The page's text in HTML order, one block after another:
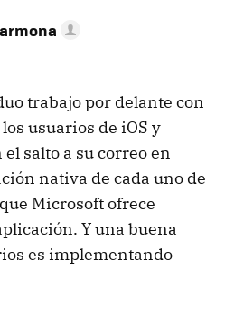
trabajo por delante con
usuarios de iOS y
salto a su correo en
nativa de cada uno de
Microsoft ofrece
Y una buena
es implementando